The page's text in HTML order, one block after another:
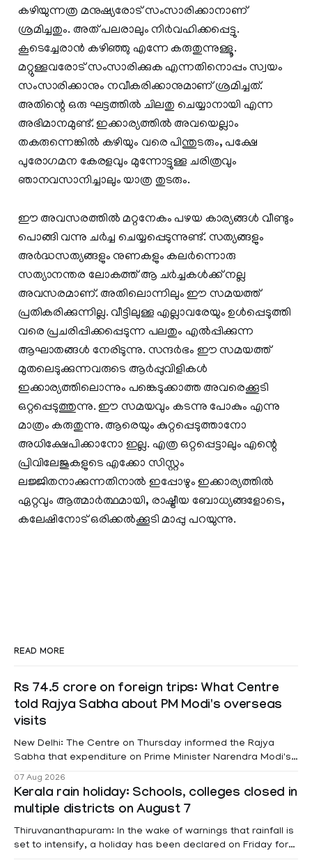
കഴിയുന്നത്ര മനുഷ്യരോട് സംസാരിക്കാനാണ്
ശ്രമിച്ചതും. അത് പലരാലും നിര്‍വഹിക്കപ്പെട്ടു.
കൂടെച്ചേരാന്‍ കഴിഞ്ഞു എന്നേ കരുതുന്നുള്ളൂ.
മറ്റുള്ളവരോട് സംസാരിക്കുക എന്നതിനൊപ്പം സ്വയം
സംസാരിക്കാനും നവീകരിക്കാനുമാണ് ശ്രമിച്ചത്.
അതിന്റെ ഒരു ഘട്ടത്തില്‍ ചിലതു ചെയ്യാനായി എന്ന
അഭിമാനമുണ്ട്. ഇക്കാര്യത്തില്‍ അവയെല്ലാം
തകരുന്നെങ്കില്‍ കഴിയും വരെ പിന്തുടരും, പക്ഷേ
പുരോഗമന കേരളവും മുന്നോട്ടുള്ള ചരിത്രവും
ഞാനവസാനിച്ചാലും യാത്ര തുടരും.
ഈ അവസരത്തില്‍ മറ്റനേകം പഴയ കാര്യങ്ങള്‍ വീണ്ടും
പൊങ്ങി വന്നു ചര്‍ച്ച ചെയ്യപ്പെടുന്നുണ്ട്. സത്യങ്ങളും
അര്‍ദ്ധസത്യങ്ങളും നുണകളും കലര്‍ന്നൊരു
സത്യാനന്തര ലോകത്ത് ആ ചര്‍ച്ചകള്‍ക്ക് നല്ല
അവസരമാണ്. അതിലൊന്നിലും ഈ സമയത്ത്
പ്രതികരിക്കുന്നില്ല. വീട്ടിലുള്ള എല്ലാവരേയും ഉള്‍പ്പെടുത്തി
വരെ പ്രചരിപ്പിക്കപ്പെടുന്ന പലതും എല്‍പ്പിക്കുന്ന
ആഘാതങ്ങള്‍ നേരിടുന്നു. സന്ദര്‍ഭം ഈ സമയത്ത്
മുതലെടുക്കുന്നവരുടെ ആര്‍പ്പുവിളികള്‍
ഇക്കാര്യത്തിലൊന്നും പങ്കെടുക്കാത്ത അവരെക്കൂടി
ഒറ്റപ്പെടുത്തുന്നു. ഈ സമയവും കടന്നു പോകും എന്നു
മാത്രം കരുതുന്നു. ആരെയും കുറ്റപ്പെടുത്താനോ
അധിക്ഷേപിക്കാനോ ഇല്ല. എത്ര ഒറ്റപ്പെട്ടാലും എന്റെ
പ്രിവിലേജുകളുടെ എക്കോ സിസ്റ്റം
ലജ്ജിതനാക്കുന്നതിനാല്‍ ഇപ്പോഴും ഇക്കാര്യത്തില്‍
ഏറ്റവും ആത്മാര്‍ത്ഥമായി, രാഷ്ട്രീയ ബോധ്യങ്ങളോടെ,
കലേഷിനോട് ഒരിക്കല്‍ക്കൂടി മാപ്പു പറയുന്നു.
READ MORE
Rs 74.5 crore on foreign trips: What Centre
told Rajya Sabha about PM Modi's overseas
visits
New Delhi: The Centre on Thursday informed the Rajya
Sabha that expenditure on Prime Minister Narendra Modi's
information was provided by Minister of State for External
Affairs Pabitra Margherita in a written reply to questions
raised
07 Aug 2026
Kerala rain holiday: Schools, colleges closed in
multiple districts on August 7
Thiruvananthapuram: In the wake of warnings that rainfall is
set to intensify, a holiday has been declared on Friday for